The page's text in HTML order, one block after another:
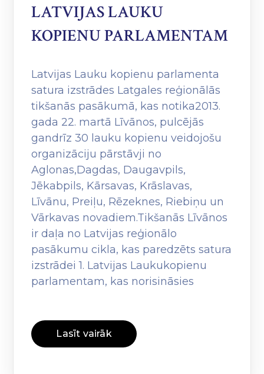
LATVIJAS LAUKU
KOPIENU PARLAMENTAM
Latvijas Lauku kopienu parlamenta
satura izstrādes Latgales reģionālās
tikšanās pasākumā, kas notika2013.
gada 22. martā Līvānos, pulcējās
gandrīz 30 lauku kopienu veidojošu
organizāciju pārstāvji no
Aglonas,Dagdas, Daugavpils,
Jēkabpils, Kārsavas, Krāslavas,
Līvānu, Preiļu, Rēzeknes, Riebiņu un
Vārkavas novadiem.Tikšanās Līvānos
ir daļa no Latvijas reģionālo
pasākumu cikla, kas paredzēts satura
izstrādei 1. Latvijas Laukukopienu
parlamentam, kas norisināsies
Lasīt vairāk